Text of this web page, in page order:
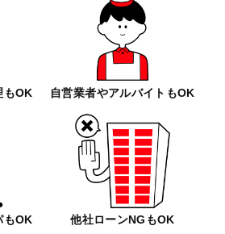
もOK 自営業者やアルバイトもOK
もOK 他社ローンNGもOK